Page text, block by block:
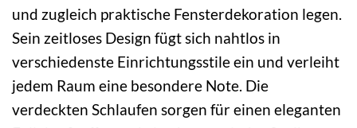
und zugleich praktische Fensterdekoration legen.
Sein zeitloses Design fügt sich nahtlos in
verschiedenste Einrichtungsstile ein und verleiht
jedem Raum eine besondere Note. Die
verdeckten Schlaufen sorgen für einen eleganten